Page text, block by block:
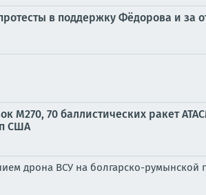
в поддержку Фёдорова и за
M270, 70 баллистических ракет
США
дрона ВСУ на болгарско-румынской